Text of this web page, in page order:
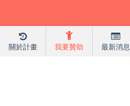
關於計畫 我要贊助 最新消息